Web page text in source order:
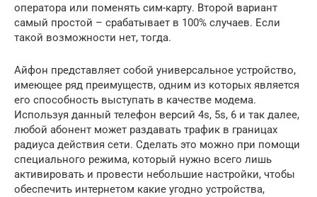
оператора или поменять сим-карту. Второй вариант
самый простой – срабатывает в 100% случаев. Если
такой возможности нет, тогда.
Айфон представляет собой универсальное устройство,
имеющее ряд преимуществ, одним из которых является
его способность выступать в качестве модема.
Используя данный телефон версий 4s, 5s, 6 и так далее,
любой абонент может раздавать трафик в границах
радиуса действия сети. Сделать это можно при помощи
специального режима, который нужно всего лишь
активировать и провести небольшие настройки, чтобы
обеспечить интернетом какие угодно устройства,